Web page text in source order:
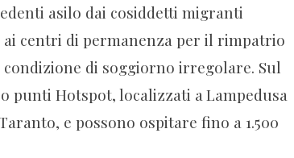
asilo dai cosiddetti migranti
ai centri di permanenza per il rimpatrio
di soggiorno irregolare. Sul
punti Hotspot, localizzati a Lampedusa
e possono ospitare fino a 1.500